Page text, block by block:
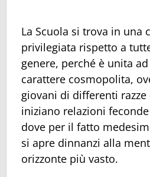
La Scuola si trova in una
privilegiata rispetto a
genere, perché è unita
carattere cosmopolita,
giovani di differenti razze
iniziano relazioni feconde
dove per il fatto
si apre dinnanzi alla
orizzonte più vasto.